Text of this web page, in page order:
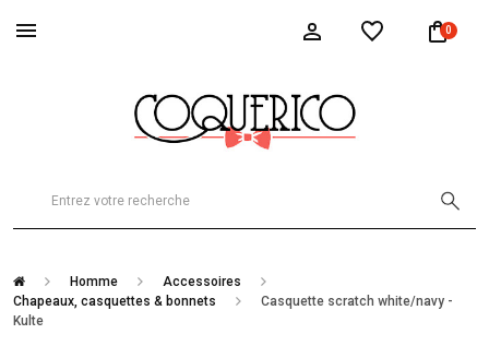
0
Homme
Accessoires
Chapeaux, casquettes & bonnets
Casquette scratch white/navy -
Kulte